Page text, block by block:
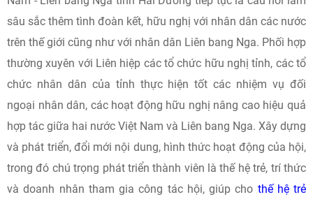
sâu sắc thêm tình đoàn kết, hữu nghị với nhân dân các nước
trên thế giới cũng như với nhân dân Liên bang Nga. Phối hợp
thường xuyên với Liên hiệp các tổ chức hữu nghị tỉnh, các tổ
chức nhân dân của tỉnh thực hiện tốt các nhiệm vụ đối
ngoại nhân dân, các hoạt động hữu nghị nâng cao hiệu quả
hợp tác giữa hai nước Việt Nam và Liên bang Nga. Xây dựng
và phát triển, đổi mới nội dung, hình thức hoạt động của hội,
trong đó chú trọng phát triển thành viên là thế hệ trẻ, trí thức
và doanh nhân tham gia công tác hội, giúp cho thế hệ trẻ